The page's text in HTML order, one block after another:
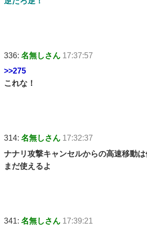
336: 名無しさん 17:37:57
>>275
これな！
314: 名無しさん 17:32:37
ナナリ攻撃キャンセルからの高速移動
まだ使えるよ
341: 名無しさん 17:39:21